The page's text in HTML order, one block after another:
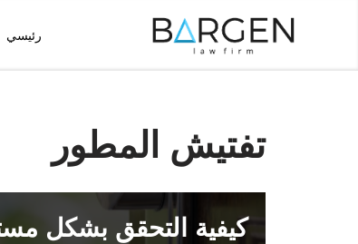
رئيسي
تفتيش المطور
كيفية التحقق بشكل